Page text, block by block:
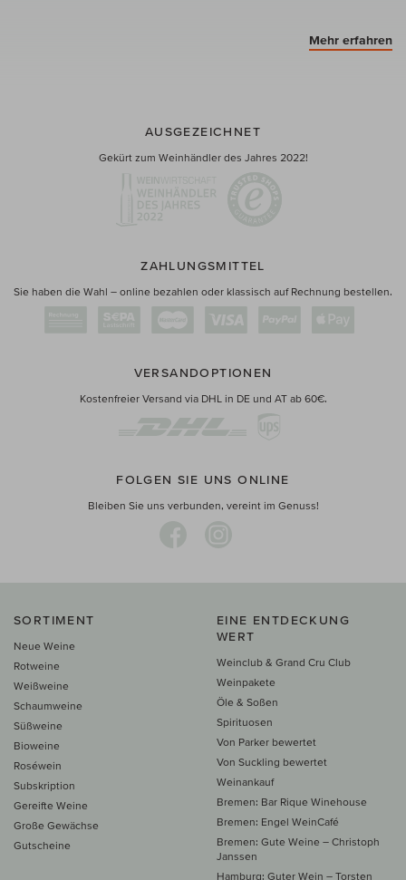
Mehr erfahren
AUSGEZEICHNET
Gekürt zum Weinhändler des Jahres 2022!
ZAHLUNGSMITTEL
Sie haben die Wahl – online bezahlen oder klassisch auf Rechnung bestellen.
VERSANDOPTIONEN
Kostenfreier Versand via DHL in DE und AT ab 60€.
FOLGEN SIE UNS ONLINE
Bleiben Sie uns verbunden, vereint im Genuss!
SORTIMENT
Neue Weine
Rotweine
Weißweine
Schaumweine
Süßweine
Bioweine
Roséwein
Subskription
Gereifte Weine
Große Gewächse
Gutscheine
EINE ENTDECKUNG
WERT
Weinclub & Grand Cru Club
Weinpakete
Öle & Soßen
Spirituosen
Von Parker bewertet
Von Suckling bewertet
Weinankauf
Bremen: Bar Rique Winehouse
Bremen: Engel WeinCafé
Bremen: Gute Weine – Christoph
Janssen
Hamburg: Guter Wein – Torsten